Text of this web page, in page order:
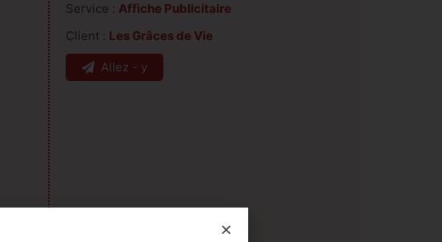
Service : Affiche Publicitaire
Client : Les Grâces de Vie
Allez - y